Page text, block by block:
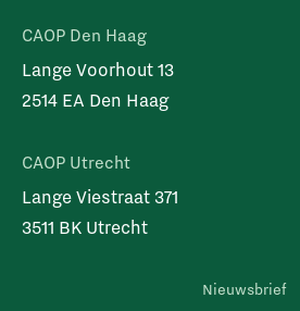
CAOP Den Haag
Lange Voorhout 13
2514 EA Den Haag
CAOP Utrecht
Lange Viestraat 371
3511 BK Utrecht
Nieuwsbrief